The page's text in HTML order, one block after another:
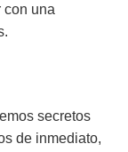
con una
secretos
de inmediato,